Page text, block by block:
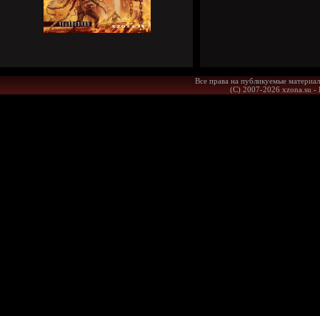
Все права на публикуемые
(С) 2007-2026 xzona.su -